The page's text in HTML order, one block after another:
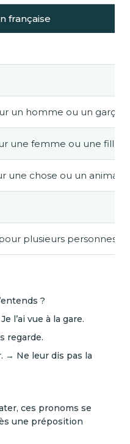
française
un homme ou un garçon)
une femme ou une fille)
une chose ou un animal
plusieurs personnes
?
l’ai vue à la gare.
regarde.
→ Ne leur dis pas la
ces pronoms se
une préposition